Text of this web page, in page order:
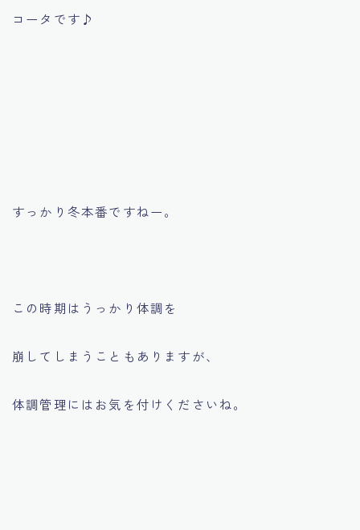
コータです♪
すっかり冬本番ですねー。
この時期はうっかり体調を
崩してしまうこともありますが、
体調管理にはお気を付けくださいね。